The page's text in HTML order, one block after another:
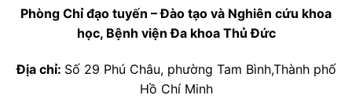
Phòng Chỉ đạo tuyến – Đào tạo và Nghiên cứu khoa
học, Bệnh viện Đa khoa Thủ Đức
Địa chỉ: Số 29 Phú Châu, phường Tam Bình,Thành phố
Hồ Chí Minh